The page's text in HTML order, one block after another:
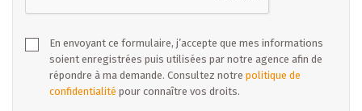
En envoyant ce formulaire, j’accepte que mes informations
soient enregistrées puis utilisées par notre agence afin de
répondre à ma demande. Consultez notre politique de
confidentialité pour connaître vos droits.